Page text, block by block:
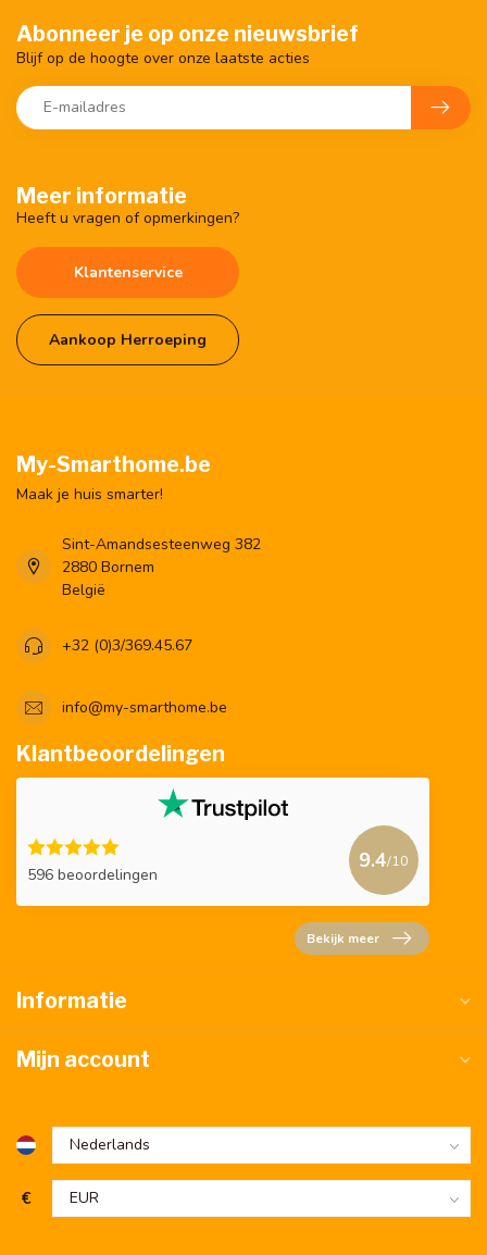
Meer informatie
Heeft u vragen of opmerkingen?
Klantenservice
Aankoop Herroeping
Abonneer je op onze nieuwsbrief
Blijf op de hoogte over onze laatste acties
My-Smarthome.be
Maak je huis smarter!
Sint-Amandsesteenweg 382
2880 Bornem
België
+32 (0)3/369.45.67
info@my-smarthome.be
Klantbeoordelingen
596 beoordelingen
9.4/10
Bekijk meer
Informatie
Mijn account
€